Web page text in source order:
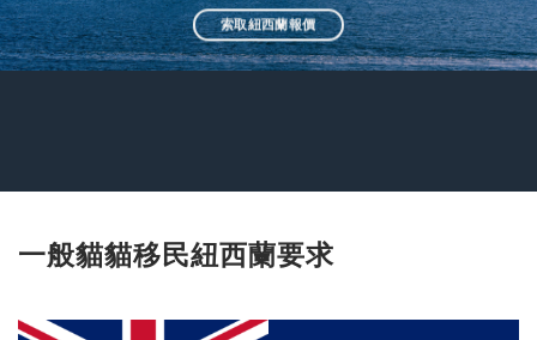
索取紐西蘭報價
一般貓貓移民紐西蘭要求